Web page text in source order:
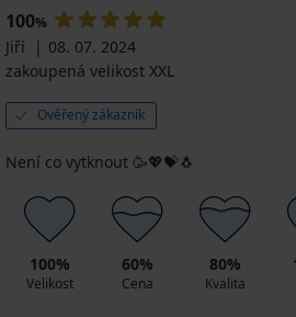
100%
Jiří
08. 07. 2024
zakoupená velikost XXL
Ověřený zákazník
Není co vytknout 🥳💖💝🐧
100%
Velikost
60%
Cena
80%
Kvalita